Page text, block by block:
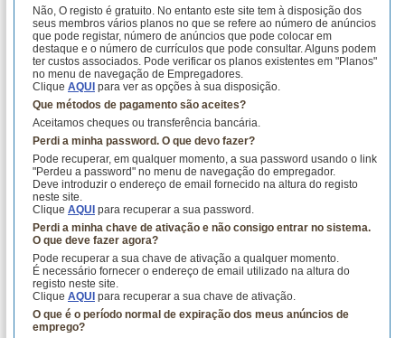
Não, O registo é gratuito. No entanto este site tem à disposição dos
seus membros vários planos no que se refere ao número de anúncios
que pode registar, número de anúncios que pode colocar em
destaque e o número de currículos que pode consultar. Alguns podem
ter custos associados. Pode verificar os planos existentes em "Planos"
no menu de navegação de Empregadores.
Clique AQUI para ver as opções à sua disposição.
Que métodos de pagamento são aceites?
Aceitamos cheques ou transferência bancária.
Perdi a minha password. O que devo fazer?
Pode recuperar, em qualquer momento, a sua password usando o link
"Perdeu a password" no menu de navegação do empregador.
Deve introduzir o endereço de email fornecido na altura do registo
neste site.
Clique AQUI para recuperar a sua password.
Perdi a minha chave de ativação e não consigo entrar no sistema.
O que deve fazer agora?
Pode recuperar a sua chave de ativação a qualquer momento.
É necessário fornecer o endereço de email utilizado na altura do
registo neste site.
Clique AQUI para recuperar a sua chave de ativação.
O que é o período normal de expiração dos meus anúncios de
emprego?